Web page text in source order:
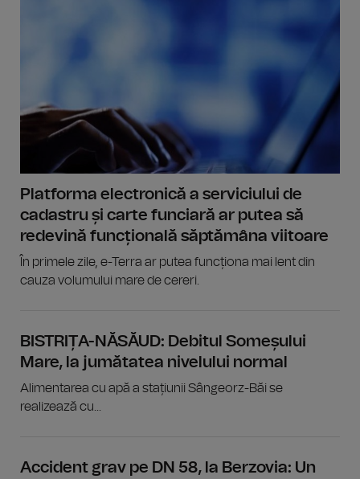
Platforma electronică a serviciului de
cadastru și carte funciară ar putea să
redevină funcțională săptămâna viitoare
În primele zile, e-Terra ar putea funcționa mai lent din
cauza volumului mare de cereri.
BISTRIȚA-NĂSĂUD: Debitul Someșului
Mare, la jumătatea nivelului normal
Alimentarea cu apă a stațiunii Sângeorz-Băi se
realizează cu...
Accident grav pe DN 58, la Berzovia: Un